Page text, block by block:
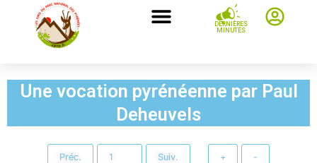
DERNIÈRES
MINUTES
Une vocation pyrénéenne par Paul
Deheuvels
Préc. Suiv. + -